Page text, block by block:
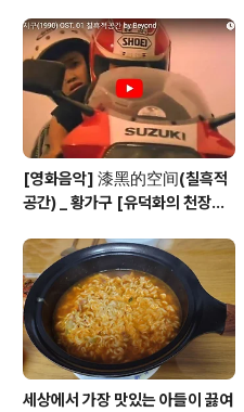
[영화음악] 漆黑的空间(칠흑적
공간) _ 황가구 [유덕화의 천장지
세상에서 가장 맛있는 아들이 끓여